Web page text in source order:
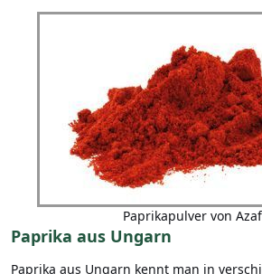
Paprikapulver von
Paprika aus Ungarn
Paprika aus Ungarn kennt man in